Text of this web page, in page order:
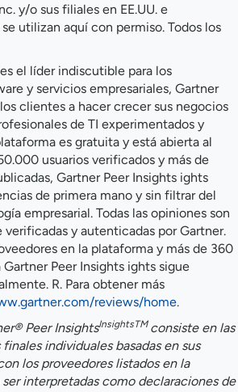
y/o sus filiales en EE.UU. e
utilizan aquí con permiso. Todos los
el líder indiscutible para los
y servicios empresariales, Gartner
clientes a hacer crecer sus negocios
de TI experimentados y
es gratuita y está abierta al
usuarios verificados y más de
Gartner Peer Insights ights
de primera mano y sin filtrar del
empresarial. Todas las opiniones son
y autenticadas por Gartner.
en la plataforma y más de 360
Peer Insights ights sigue
R. Para obtener más
reviews/home.
Peer InsightsInsightsTM consiste en las
individuales basadas en sus
los proveedores listados en la
interpretadas como declaraciones de